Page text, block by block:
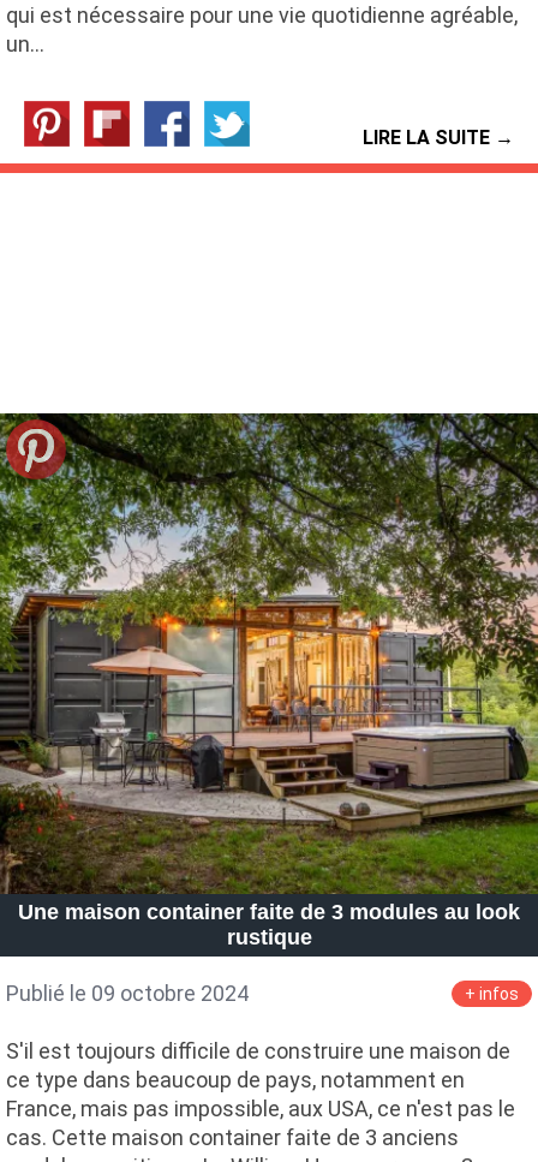
qui est nécessaire pour une vie quotidienne agréable,
un…
LIRE LA SUITE →
Une maison container faite de 3 modules au look
rustique
Publié le 09 octobre 2024 + infos
S'il est toujours difficile de construire une maison de
ce type dans beaucoup de pays, notamment en
France, mais pas impossible, aux USA, ce n'est pas le
cas. Cette maison container faite de 3 anciens